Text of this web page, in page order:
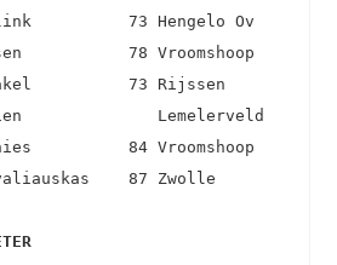
73 Hengelo Ov
78 Vroomshoop
73 Rijssen
Lemelerveld
84 Vroomshoop
87 Zwolle